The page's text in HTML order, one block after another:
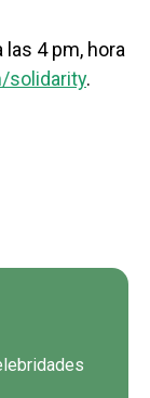
4 pm, hora
solidarity.